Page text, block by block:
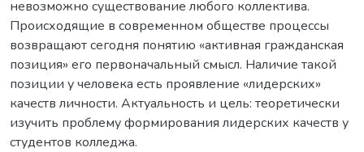
невозможно существование любого коллектива.
Происходящие в современном обществе процессы
возвращают сегодня понятию «активная гражданская
позиция» его первоначальный смысл. Наличие такой
позиции у человека есть проявление «лидерских»
качеств личности. Актуальность и цель: теоретически
изучить проблему формирования лидерских качеств у
студентов колледжа.